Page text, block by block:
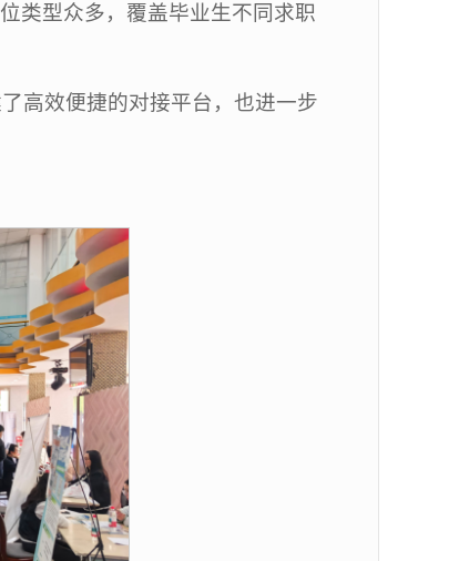
类型众多，覆盖毕业生不同求职
高效便捷的对接平台，也进一步